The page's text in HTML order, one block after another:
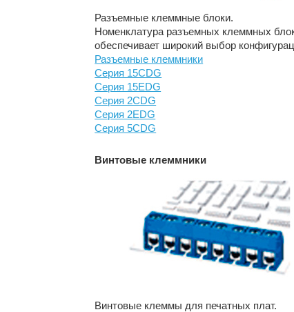
Разъемные клеммные блоки.
Номенклатура разъемных клеммных
обеспечивает широкий выбор
Разъемные клеммники
Серия 15CDG
Серия 15EDG
Серия 2CDG
Серия 2EDG
Серия 5CDG
Винтовые клеммники
Винтовые клеммы для печатных плат.